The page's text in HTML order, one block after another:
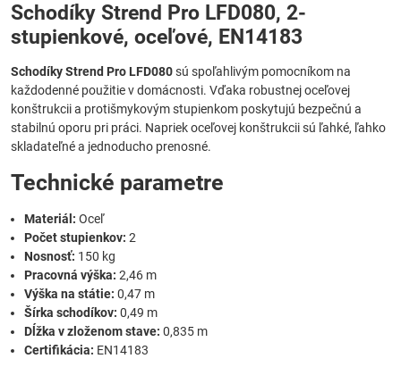
Schodíky Strend Pro LFD080, 2-
stupienkové, oceľové, EN14183
Schodíky Strend Pro LFD080sú spoľahlivým pomocníkom na
každodenné použitie v domácnosti. Vďaka robustnej oceľovej
konštrukcii a protišmykovým stupienkom poskytujú bezpečnú a
stabilnú oporu pri práci. Napriek oceľovej konštrukcii sú ľahké, ľahko
skladateľné a jednoducho prenosné.
Technické parametre
Materiál: Oceľ
Počet stupienkov: 2
Nosnosť: 150 kg
Pracovná výška: 2,46 m
Výška na státie: 0,47 m
Šírka schodíkov: 0,49 m
Dĺžka v zloženom stave: 0,835 m
Certifikácia: EN14183